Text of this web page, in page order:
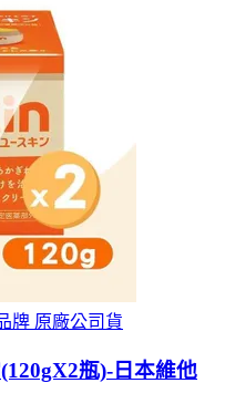
牌 原廠公司貨
瓶)-日本維他